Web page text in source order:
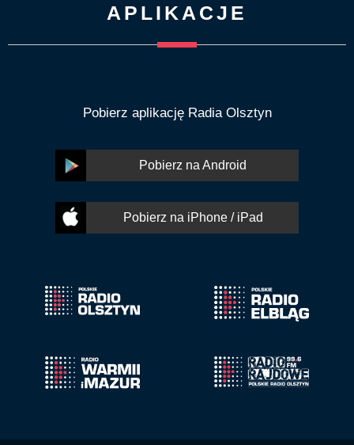
APLIKACJE
Pobierz aplikację Radia Olsztyn
Pobierz na Android
Pobierz na iPhone / iPad